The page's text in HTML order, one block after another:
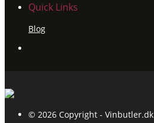
Quick Links
Blog
© 2026 Copyright - Vinbutler.dk